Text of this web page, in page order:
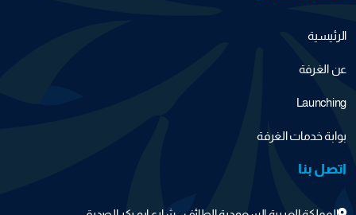
الرئيسية
عن الغرفة
Launching
بوابة خدمات الغرفة
اتصل بنا